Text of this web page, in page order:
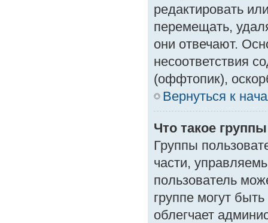
редактировать
перемещать,
они отвечают.
несоответствия
(оффтопик),
Вернуться к
Что такое
Группы
части,
пользователь
группе могут
облегчает